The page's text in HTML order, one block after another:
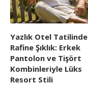
Yazlık Otel Tatilinde
Rafine Şıklık: Erkek
Pantolon ve Tişört
Kombinleriyle Lüks
Resort Stili